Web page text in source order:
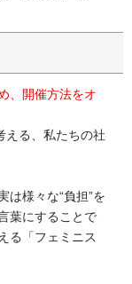
、開催方法をオ
える、私たちの社
は様々な“負担”を
葉にすることで
る「フェミニス